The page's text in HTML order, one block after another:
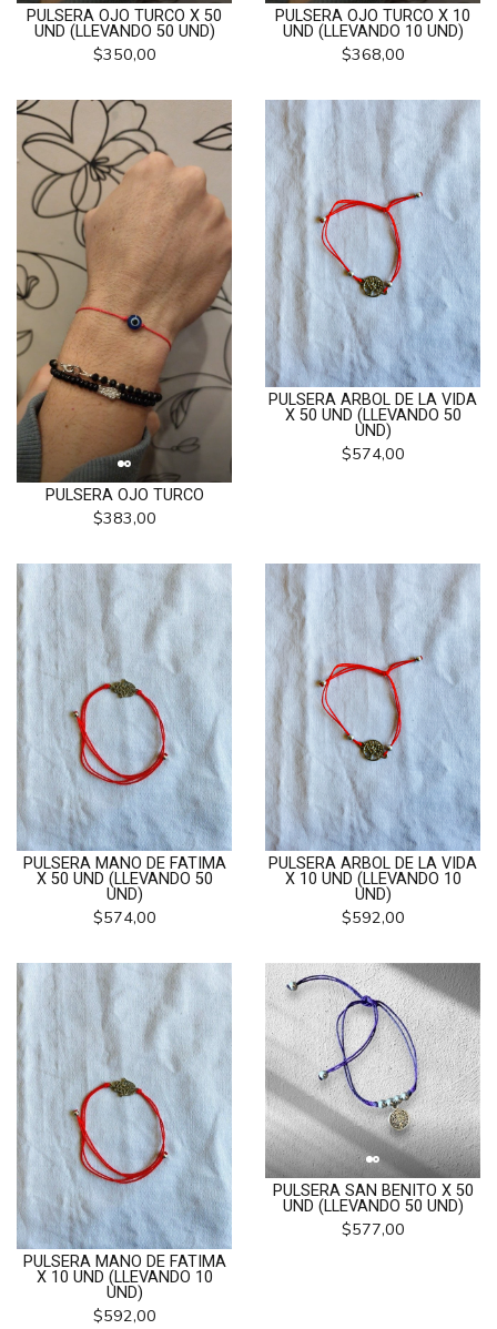
PULSERA OJO TURCO X 50
UND (LLEVANDO 50 UND)
$350,00
PULSERA OJO TURCO X 10
UND (LLEVANDO 10 UND)
$368,00
PULSERA OJO TURCO
$383,00
PULSERA ARBOL DE LA VIDA
X 50 UND (LLEVANDO 50
UND)
$574,00
PULSERA MANO DE FATIMA
X 50 UND (LLEVANDO 50
UND)
$574,00
PULSERA ARBOL DE LA VIDA
X 10 UND (LLEVANDO 10
UND)
$592,00
PULSERA MANO DE FATIMA
X 10 UND (LLEVANDO 10
UND)
$592,00
PULSERA SAN BENITO X 50
UND (LLEVANDO 50 UND)
$577,00